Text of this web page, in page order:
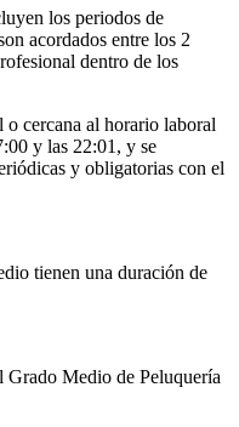
los periodos de
acordados entre los 2
dentro de los
cercana al horario laboral
y las 22:01, y se
y obligatorias con el
tienen una duración de
Grado Medio de Peluquería